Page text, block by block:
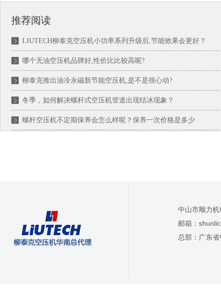
推荐阅读
LIUTECH柳泰克空压机小功率系列升级后,节能效果会更好？
哪个无油空压机品牌好,性价比比较高呢?
柳泰克推出油冷永磁新节能空压机,是不是很心动?
冬季，如何解决螺杆式空压机管道出现结冰现象？
螺杆空压机不定期保养会怎么样呢？保养一次价格是多少
中山市顺力
邮箱：
总部：广东